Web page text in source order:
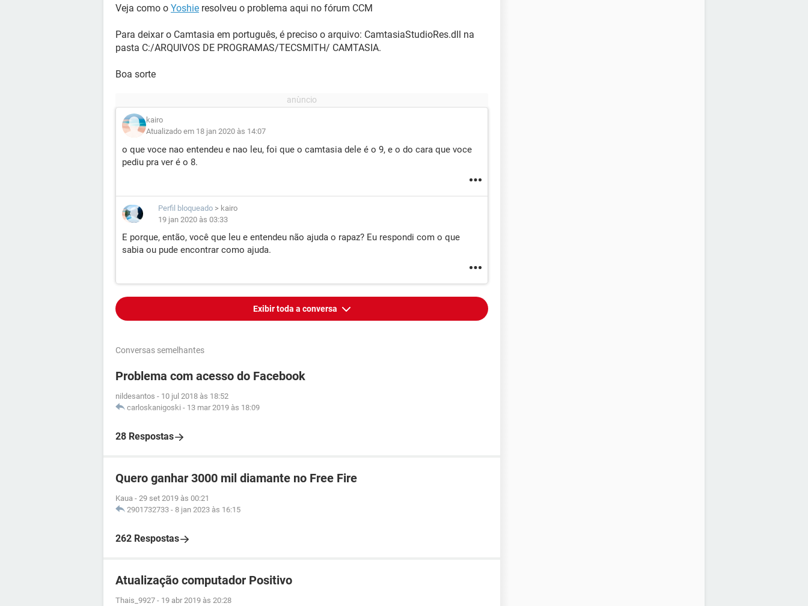
Veja como o Yoshie resolveu o problema aqui no fórum CCM
Para deixar o Camtasia em português, é preciso o arquivo: CamtasiaStudioRes.dll na
pasta C:/ARQUIVOS DE PROGRAMAS/TECSMITH/ CAMTASIA.
Boa sorte
kairo
Atualizado em 18 jan 2020 às 14:07
o que voce nao entendeu e nao leu, foi que o camtasia dele é o 9, e o do cara que voce
pediu pra ver é o 8.
Perfil bloqueado > kairo
19 jan 2020 às 03:33
E porque, então, você que leu e entendeu não ajuda o rapaz? Eu respondi com o que
sabia ou pude encontrar como ajuda.
Exibir toda a conversa
Conversas semelhantes
Problema com acesso do Facebook
nildesantos - 10 jul 2018 às 18:52
carloskanigoski - 13 mar 2019 às 18:09
28 Respostas
Quero ganhar 3000 mil diamante no Free Fire
Kaua - 29 set 2019 às 00:21
2901732733 - 8 jan 2023 às 16:15
262 Respostas
Atualização computador Positivo
Thais_9927 - 19 abr 2019 às 20:28